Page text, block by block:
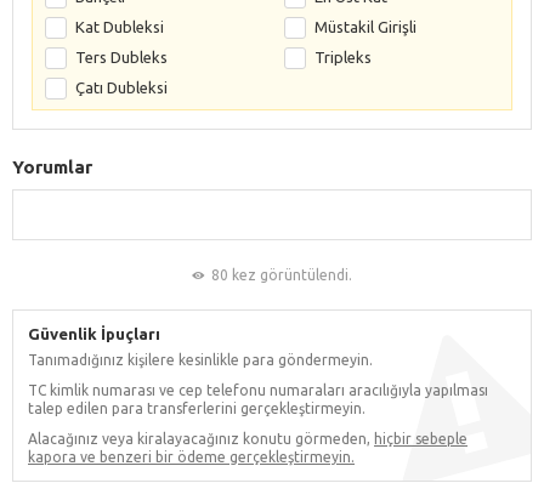
Kat Dubleksi
Müstakil Girişli
Ters Dubleks
Tripleks
Çatı Dubleksi
Yorumlar
80 kez görüntülendi.
Güvenlik İpuçları
Tanımadığınız kişilere kesinlikle para göndermeyin.
TC kimlik numarası ve cep telefonu numaraları aracılığıyla yapılması
talep edilen para transferlerini gerçekleştirmeyin.
Alacağınız veya kiralayacağınız konutu görmeden, hiçbir sebeple
kapora ve benzeri bir ödeme gerçekleştirmeyin.